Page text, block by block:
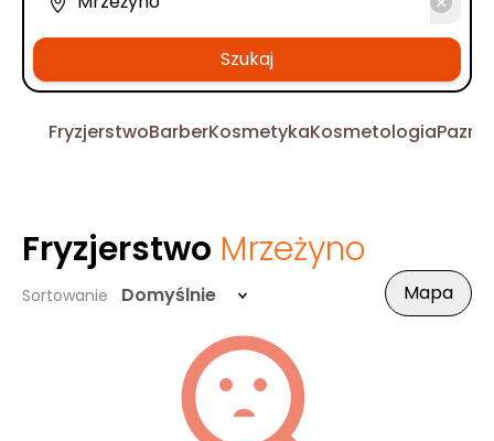
Szukaj
FryzjerstwoBarberKosmetykaKosmetologia
Fryzjerstwo Mrzeżyno
Sortowanie Domyślnie Mapa